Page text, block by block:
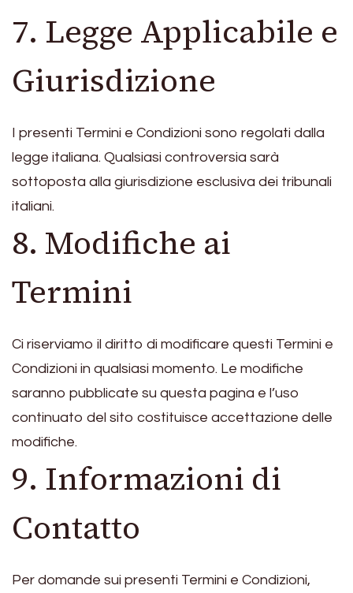
7. Legge Applicabile e
Giurisdizione
I presenti Termini e Condizioni sono regolati dalla
legge italiana. Qualsiasi controversia sarà
sottoposta alla giurisdizione esclusiva dei tribunali
italiani.
8. Modifiche ai
Termini
Ci riserviamo il diritto di modificare questi Termini e
Condizioni in qualsiasi momento. Le modifiche
saranno pubblicate su questa pagina e l’uso
continuato del sito costituisce accettazione delle
modifiche.
9. Informazioni di
Contatto
Per domande sui presenti Termini e Condizioni,